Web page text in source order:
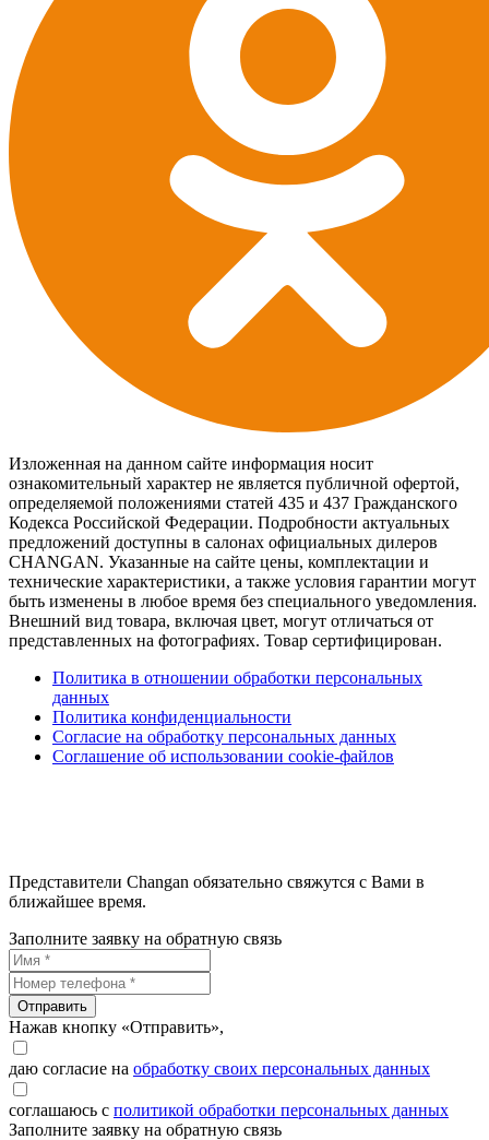
Изложенная на данном сайте информация носит
ознакомительный характер не является публичной офертой,
определяемой положениями статей 435 и 437 Гражданского
Кодекса Российской Федерации. Подробности актуальных
предложений доступны в салонах официальных дилеров
CHANGAN. Указанные на сайте цены, комплектации и
технические характеристики, а также условия гарантии могут
быть изменены в любое время без специального уведомления.
Внешний вид товара, включая цвет, могут отличаться от
представленных на фотографиях. Товар сертифицирован.
Политика в отношении обработки персональных
данных
Политика конфиденциальности
Согласие на обработку персональных данных
Соглашение об использовании cookie-файлов
Представители Changan обязательно свяжутся с Вами в
ближайшее время.
Заполните заявку на обратную связь
Отправить
Нажав кнопку «Отправить»,
даю согласие на обработку своих персональных данных
соглашаюсь с политикой обработки персональных данных
Заполните заявку на обратную связь